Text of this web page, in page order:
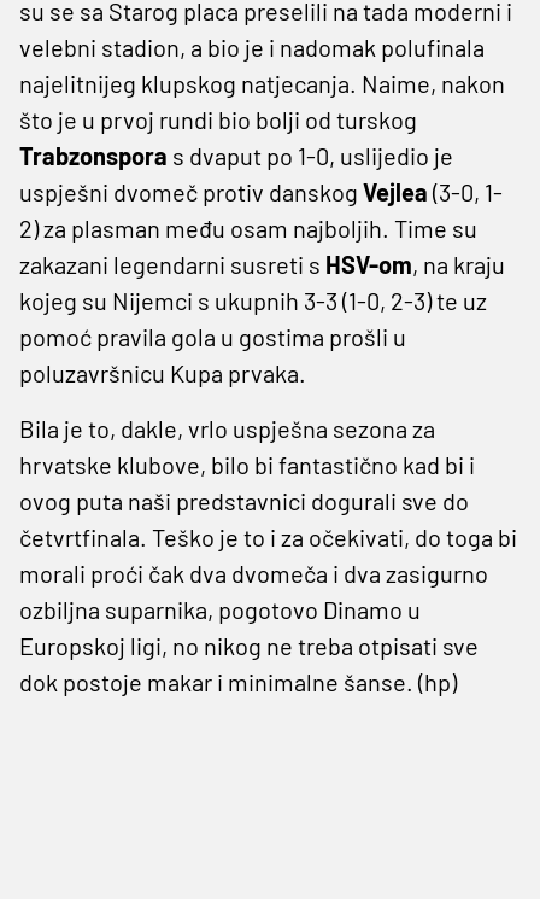
su se sa Starog placa preselili na tada moderni i
velebni stadion, a bio je i nadomak polufinala
najelitnijeg klupskog natjecanja. Naime, nakon
što je u prvoj rundi bio bolji od turskog
Trabzonspora s dvaput po 1-0, uslijedio je
uspješni dvomeč protiv danskog Vejlea (3-0, 1-
2) za plasman među osam najboljih. Time su
zakazani legendarni susreti s HSV-om, na kraju
kojeg su Nijemci s ukupnih 3-3 (1-0, 2-3) te uz
pomoć pravila gola u gostima prošli u
poluzavršnicu Kupa prvaka.
Bila je to, dakle, vrlo uspješna sezona za
hrvatske klubove, bilo bi fantastično kad bi i
ovog puta naši predstavnici dogurali sve do
četvrtfinala. Teško je to i za očekivati, do toga bi
morali proći čak dva dvomeča i dva zasigurno
ozbiljna suparnika, pogotovo Dinamo u
Europskoj ligi, no nikog ne treba otpisati sve
dok postoje makar i minimalne šanse. (hp)